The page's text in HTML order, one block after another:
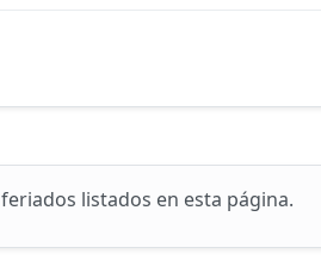
feriados listados en esta página.